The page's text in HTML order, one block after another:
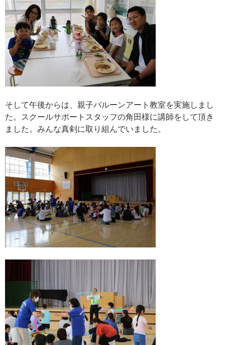
そして午後からは、親子バルーンアート教室を実施しまし
た。スクールサポートスタッフの角田様に講師をして頂き
ました。みんな真剣に取り組んでいました。